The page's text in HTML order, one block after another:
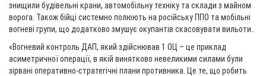
знищили будівельні крани, автомобільну техніку та склади з майном
ворога. Також бійці системно полюють на російську ППО та мобільні
вогневі групи, що додатково змушує окупантів скасовувати вильоти..
«Вогневий контроль ДАП, який здійснював 1 ОЦ – це приклад
асиметричної операції, в якій винятково невеликими силами були
зірвані оперативно-стратегічні плани противника. Це те, що робить